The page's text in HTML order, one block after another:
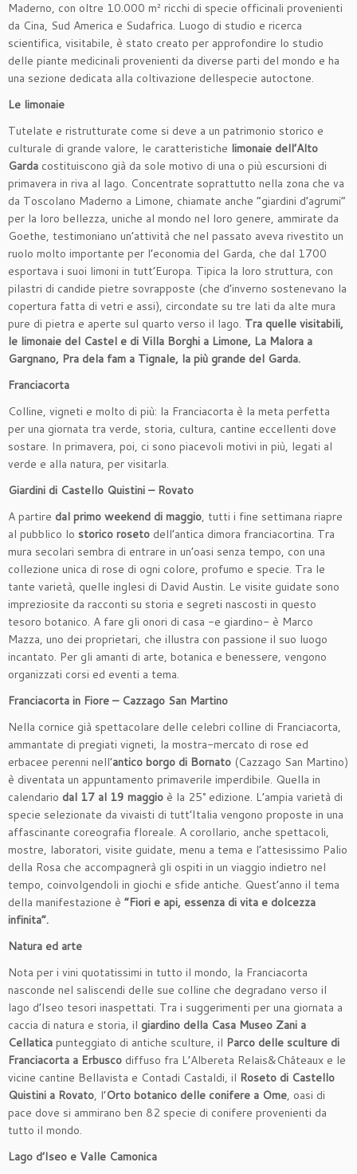
Maderno, con oltre 10.000 m² ricchi di specie officinali provenienti
da Cina, Sud America e Sudafrica. Luogo di studio e ricerca
scientifica, visitabile, è stato creato per approfondire lo studio
delle piante medicinali provenienti da diverse parti del mondo e ha
una sezione dedicata alla coltivazione dellespecie autoctone.
Le limonaie
Tutelate e ristrutturate come si deve a un patrimonio storico e
culturale di grande valore, le caratteristiche limonaie dell’Alto
Garda costituiscono già da sole motivo di una o più escursioni di
primavera in riva al lago. Concentrate soprattutto nella zona che va
da Toscolano Maderno a Limone, chiamate anche “giardini d’agrumi”
per la loro bellezza, uniche al mondo nel loro genere, ammirate da
Goethe, testimoniano un’attività che nel passato aveva rivestito un
ruolo molto importante per l’economia del Garda, che dal 1700
esportava i suoi limoni in tutt’Europa. Tipica la loro struttura, con
pilastri di candide pietre sovrapposte (che d’inverno sostenevano la
copertura fatta di vetri e assi), circondate su tre lati da alte mura
pure di pietra e aperte sul quarto verso il lago. Tra quelle visitabili,
le limonaie del Castel e di Villa Borghi a Limone, La Malora a
Gargnano, Pra dela fam a Tignale, la più grande del Garda.
Franciacorta
Colline, vigneti e molto di più: la Franciacorta è la meta perfetta
per una giornata tra verde, storia, cultura, cantine eccellenti dove
sostare. In primavera, poi, ci sono piacevoli motivi in più, legati al
verde e alla natura, per visitarla.
Giardini di Castello Quistini – Rovato
A partire dal primo weekend di maggio, tutti i fine settimana riapre
al pubblico lo storico roseto dell’antica dimora franciacortina. Tra
mura secolari sembra di entrare in un’oasi senza tempo, con una
collezione unica di rose di ogni colore, profumo e specie. Tra le
tante varietà, quelle inglesi di David Austin. Le visite guidate sono
impreziosite da racconti su storia e segreti nascosti in questo
tesoro botanico. A fare gli onori di casa -e giardino- è Marco
Mazza, uno dei proprietari, che illustra con passione il suo luogo
incantato. Per gli amanti di arte, botanica e benessere, vengono
organizzati corsi ed eventi a tema.
Franciacorta in Fiore – Cazzago San Martino
Nella cornice già spettacolare delle celebri colline di Franciacorta,
ammantate di pregiati vigneti, la mostra-mercato di rose ed
erbacee perenni nell’antico borgo di Bornato (Cazzago San Martino)
è diventata un appuntamento primaverile imperdibile. Quella in
calendario dal 17 al 19 maggio è la 25° edizione. L’ampia varietà di
specie selezionate da vivaisti di tutt’Italia vengono proposte in una
affascinante coreografia floreale. A corollario, anche spettacoli,
mostre, laboratori, visite guidate, menu a tema e l’attesissimo Palio
della Rosa che accompagnerà gli ospiti in un viaggio indietro nel
tempo, coinvolgendoli in giochi e sfide antiche. Quest’anno il tema
della manifestazione è “Fiori e api, essenza di vita e dolcezza
infinita”.
Natura ed arte
Nota per i vini quotatissimi in tutto il mondo, la Franciacorta
nasconde nel saliscendi delle sue colline che degradano verso il
lago d’Iseo tesori inaspettati. Tra i suggerimenti per una giornata a
caccia di natura e storia, il giardino della Casa Museo Zani a
Cellatica punteggiato di antiche sculture, il Parco delle sculture di
Franciacorta a Erbusco diffuso fra L’Albereta Relais&Châteaux e le
vicine cantine Bellavista e Contadi Castaldi, il Roseto di Castello
Quistini a Rovato, l’Orto botanico delle conifere a Ome, oasi di
pace dove si ammirano ben 82 specie di conifere provenienti da
tutto il mondo.
Lago d’Iseo e Valle Camonica